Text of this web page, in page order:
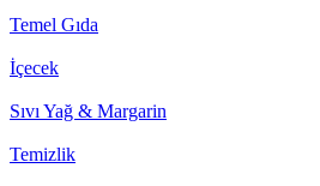
Temel Gıda
İçecek
Sıvı Yağ & Margarin
Temizlik